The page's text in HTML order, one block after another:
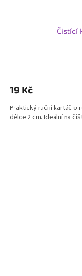
Čistící
19 Kč
Praktický ruční kartáč o
délce 2 cm. Ideální na